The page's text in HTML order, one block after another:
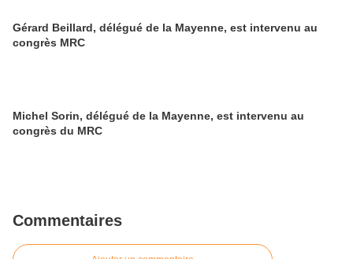
Gérard Beillard, délégué de la Mayenne, est intervenu au
congrès MRC
Michel Sorin, délégué de la Mayenne, est intervenu au
congrès du MRC
Commentaires